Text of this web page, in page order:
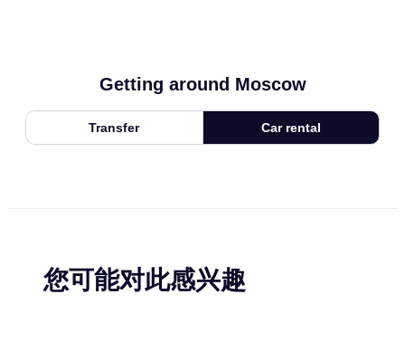
Getting around Moscow
Transfer Car rental
您可能对此感兴趣